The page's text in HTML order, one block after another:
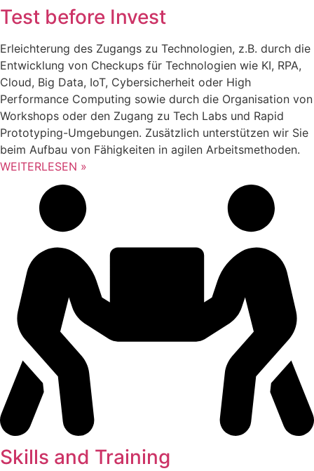
Test before Invest
Erleichterung des Zugangs zu Technologien, z.B. durch die
Entwicklung von Checkups für Technologien wie KI, RPA,
Cloud, Big Data, IoT, Cybersicherheit oder High
Performance Computing sowie durch die Organisation von
Workshops oder den Zugang zu Tech Labs und Rapid
Prototyping-Umgebungen. Zusätzlich unterstützen wir Sie
beim Aufbau von Fähigkeiten in agilen Arbeitsmethoden.
WEITERLESEN »
Skills and Training